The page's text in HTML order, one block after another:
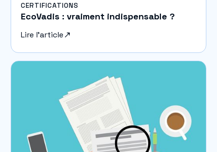
CERTIFICATIONS
EcoVadis : vraiment indispensable ?
Lire l'article